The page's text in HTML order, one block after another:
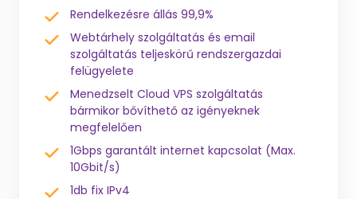
Rendelkezésre állás 99,9%
Webtárhely szolgáltatás és email
szolgáltatás teljeskörű rendszergazdai
felügyelete
Menedzselt Cloud VPS szolgáltatás
bármikor bővíthető az igényeknek
megfelelően
1Gbps garantált internet kapcsolat (Max.
10Gbit/s)
1db fix IPv4